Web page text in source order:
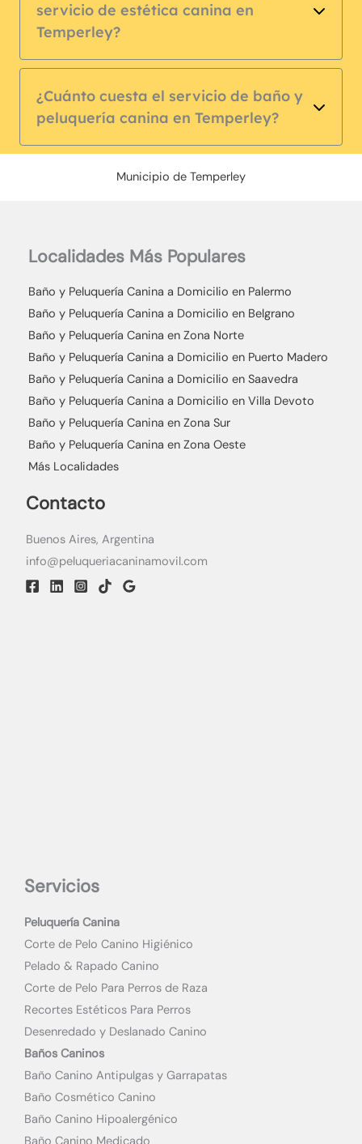
servicio de estética canina en
Temperley?
¿Cuánto cuesta el servicio de baño y
peluquería canina en Temperley?
Municipio de Temperley
Localidades Más Populares
Baño y Peluquería Canina a Domicilio en Palermo
Baño y Peluquería Canina a Domicilio en Belgrano
Baño y Peluquería Canina en Zona Norte
Baño y Peluquería Canina a Domicilio en Puerto Madero
Baño y Peluquería Canina a Domicilio en Saavedra
Baño y Peluquería Canina a Domicilio en Villa Devoto
Baño y Peluquería Canina en Zona Sur
Baño y Peluquería Canina en Zona Oeste
Más Localidades
Contacto
Buenos Aires, Argentina
info@peluqueriacaninamovil.com
Servicios
Peluquería Canina
Corte de Pelo Canino Higiénico
Pelado & Rapado Canino
Corte de Pelo Para Perros de Raza
Recortes Estéticos Para Perros
Desenredado y Deslanado Canino
Baños Caninos
Baño Canino Antipulgas y Garrapatas
Baño Cosmético Canino
Baño Canino Hipoalergénico